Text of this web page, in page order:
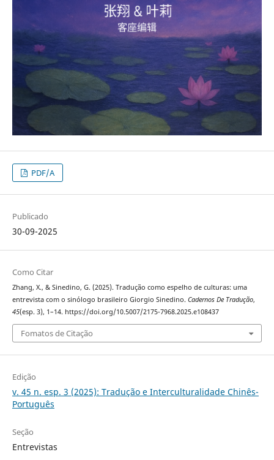
PDF/A
Publicado
30-09-2025
Como Citar
Zhang, X., & Sinedino, G. (2025). Tradução como espelho de culturas: uma
entrevista com o sinólogo brasileiro Giorgio Sinedino. Cadernos De Tradução,
45(esp. 3), 1–14. https://doi.org/10.5007/2175-7968.2025.e108437
Fomatos de Citação
Edição
v. 45 n. esp. 3 (2025): Tradução e Interculturalidade Chinês-
Português
Seção
Entrevistas